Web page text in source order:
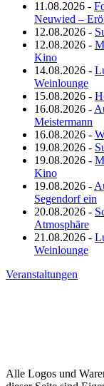
11.08.2026 -
Neuwied –
12.08.2026 -
12.08.2026 -
Kino
14.08.2026 -
Weinlounge
15.08.2026 -
16.08.2026 -
Meistermann
16.08.2026 -
19.08.2026 -
19.08.2026 -
Kino
19.08.2026 -
Segendorf ein
20.08.2026 -
Atmosphäre
21.08.2026 -
Weinlounge
Veranstaltungen
Alle Logos und